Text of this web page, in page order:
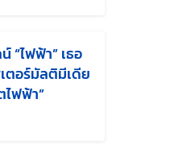
“ไฟฟ้า” เธอ
ตอร์มัลติมีเดีย
ไฟฟ้า”